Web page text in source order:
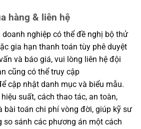
hàng & liên hệ
nghiệp có thể đề nghị bộ thử
gia hạn thanh toán tùy phê duyệt
và báo giá, vui lòng liên hệ đội
cũng có thể truy cập
cập nhật danh mục và biểu mẫu.
suất, cách thao tác, an toàn,
bài toán chi phí vòng đời, giúp kỹ sư
so sánh các phương án một cách